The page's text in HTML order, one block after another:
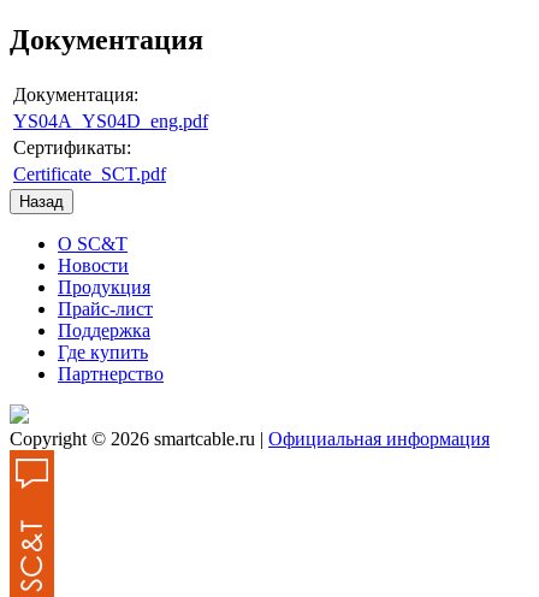
Документация
Документация:
YS04A_YS04D_eng.pdf
Сертификаты:
Certificate_SCT.pdf
О SC&T
Новости
Продукция
Прайс-лист
Поддержка
Где купить
Партнерство
Copyright © 2026 smartcable.ru | Официальная информация